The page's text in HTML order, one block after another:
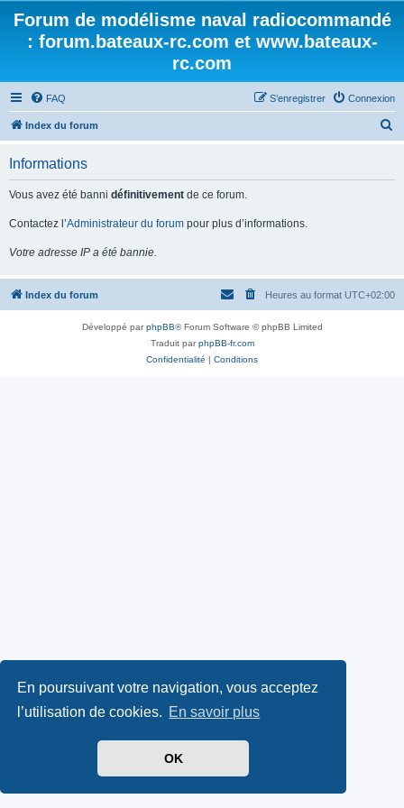
En poursuivant votre navigation, vous acceptez
l’utilisation de cookies. En savoir plus
OK
Forum de modélisme naval radiocommandé
: forum.bateaux-rc.com et www.bateaux-
rc.com
FAQ Connexion
S’enregistrer
Index du forum
e
Informations
Vous avez été banni définitivement de ce forum.
Contactez l’Administrateur du forum pour plus d’informations.
Votre adresse IP a été bannie.
Index du forum Heures au format UTC+02:00
Développé parphpBB® Forum Software © phpBB Limited
Traduit parphpBB-fr.com
Confidentialité | Conditions